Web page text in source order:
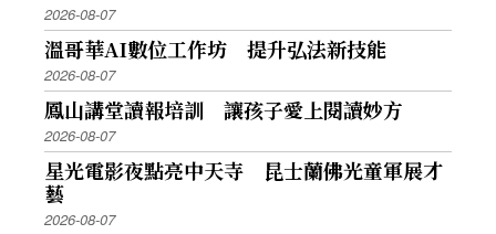
2026-08-07
溫哥華AI數位工作坊 提升弘法新技能
2026-08-07
鳳山講堂讀報培訓 讓孩子愛上閱讀妙方
2026-08-07
星光電影夜點亮中天寺 昆士蘭佛光童軍展才
藝
2026-08-07